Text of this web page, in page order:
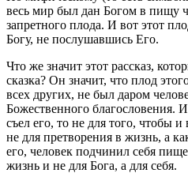
весь мир был дан Богом в пищу
запретного плода. И вот этот
Богу, не послушавшись Его.
Что же значит этот рассказ,
сказка? Он значит, что плод
всех других, не был даром
Божественного благословения.
съел его, то не для того, чтобы
не для претворения в жизнь, а
его, человек подчинил себя
жизнь и не для Бога, а для себя.